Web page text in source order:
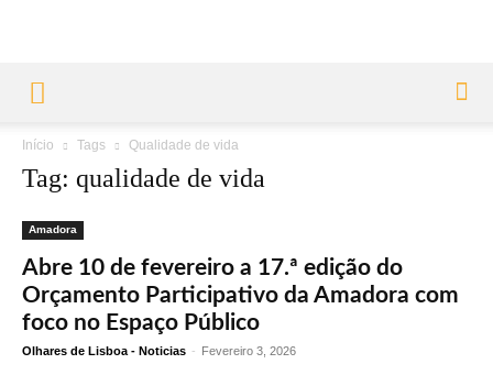
Início Tags Qualidade de vida
Tag: qualidade de vida
Amadora
Abre 10 de fevereiro a 17.ª edição do
Orçamento Participativo da Amadora com
foco no Espaço Público
Olhares de Lisboa - Noticias - Fevereiro 3, 2026